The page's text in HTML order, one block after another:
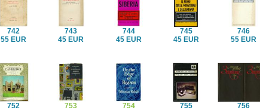
742
55 EUR
743
45 EUR
744
45 EUR
745
45 EUR
746
55 EUR
752
753
754
755
756